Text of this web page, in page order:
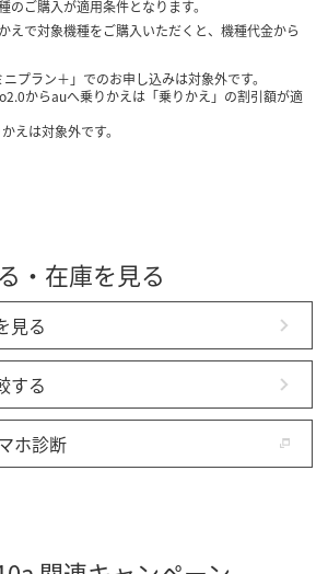
ご購入が適用条件となります。
えで対象機種をご購入いただくと、機種代金から
プラン＋」でのお申し込みは対象外です。
からauへ乗りかえは「乗りかえ」の割引額が適
えは対象外です。
・在庫を見る
見る
する
ホ診断